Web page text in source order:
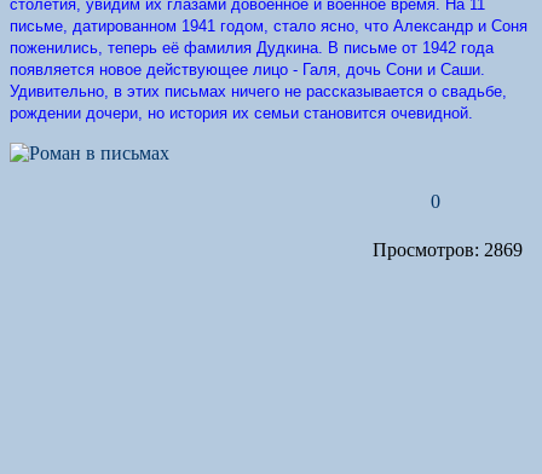
столетия, увидим их глазами довоенное и военное время. На 11
письме, датированном 1941 годом, стало ясно, что Александр и Соня
поженились, теперь её фамилия Дудкина. В письме от 1942 года
появляется новое действующее лицо - Галя, дочь Сони и Саши.
Удивительно, в этих письмах ничего не рассказывается о свадьбе,
рождении дочери, но история их семьи становится очевидной.
0
Просмотров: 2869